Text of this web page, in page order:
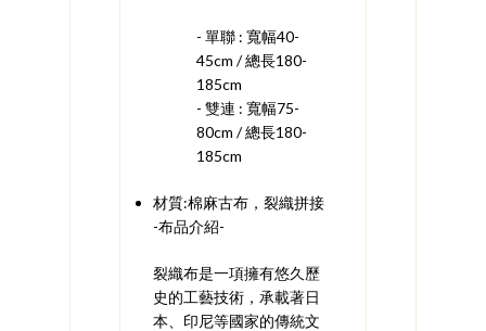
- 單聯 : 寬幅40-
45cm / 總長180-
185cm
- 雙連 : 寬幅75-
80cm / 總長180-
185cm
材質:棉麻古布，裂織拼接
-布品介紹-
裂織布是一項擁有悠久歷
史的工藝技術，承載著日
本、印尼等國家的傳統文